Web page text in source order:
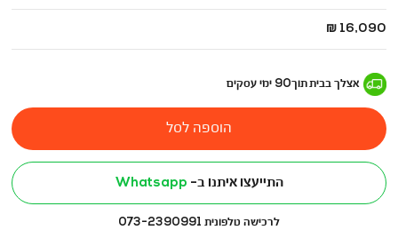
החל
16,090 ₪
אצלך בביתתוך90 ימי עסקים
הוספה לסל
התייעצו איתנו ב- Whatsapp
לרכישה טלפונית 073-2390991